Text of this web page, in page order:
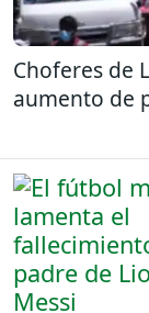
Choferes de
aumento de